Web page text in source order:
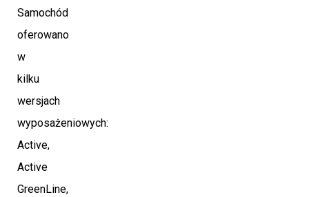
Samochód
oferowano
w
kilku
wersjach
wyposażeniowych:
Active,
Active
GreenLine,